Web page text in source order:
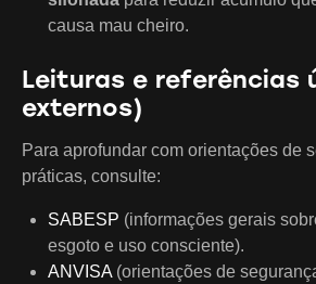
causa mau cheiro.
Leituras e referências
externos)
Para aprofundar com orientações de
práticas, consulte:
SABESP (informações gerais
esgoto e uso consciente).
ANVISA (orientações de